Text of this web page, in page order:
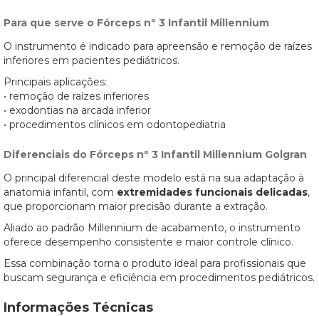
Para que serve o Fórceps nº 3 Infantil Millennium
O instrumento é indicado para apreensão e remoção de raízes
inferiores em pacientes pediátricos.
Principais aplicações:
• remoção de raízes inferiores
• exodontias na arcada inferior
• procedimentos clínicos em odontopediatria
Diferenciais do Fórceps nº 3 Infantil Millennium Golgran
O principal diferencial deste modelo está na sua adaptação à
anatomia infantil, com extremidades funcionais delicadas,
que proporcionam maior precisão durante a extração.
Aliado ao padrão Millennium de acabamento, o instrumento
oferece desempenho consistente e maior controle clínico.
Essa combinação torna o produto ideal para profissionais que
buscam segurança e eficiência em procedimentos pediátricos.
Informações Técnicas